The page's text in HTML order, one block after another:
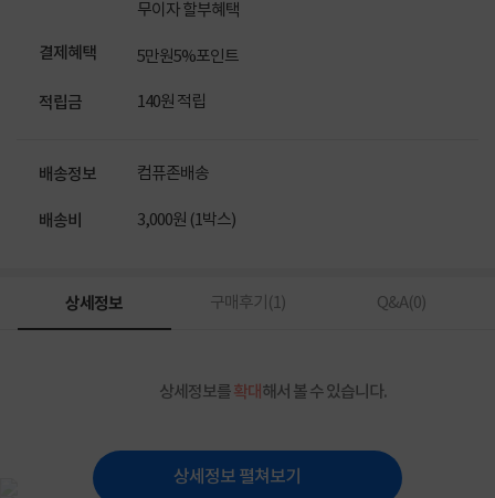
무이자 할부혜택
결제혜택 5만원5%포인트
적립금 140원 적립
배송정보 컴퓨존배송
배송비 3,000원 (1박스)
상세정보 구매후기(1) Q&A(0)
상세정보를확대해서 볼 수 있습니다.
상세정보 펼쳐보기